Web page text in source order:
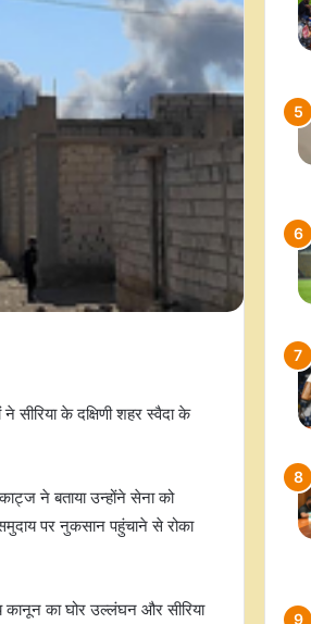
के दक्षिणी शहर स्वैदा के
ने बताया उन्होंने सेना को
पर नुकसान पहुंचाने से रोका
कानून का घोर उल्लंघन और सीरिया